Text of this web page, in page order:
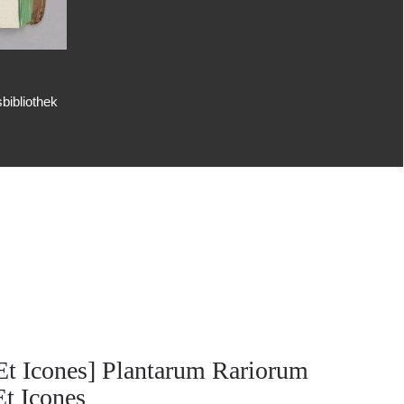
Icones] Plantarum Rariorum
Icones